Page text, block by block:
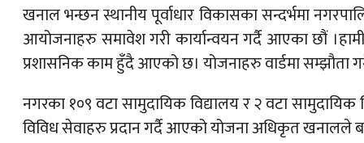
खनाल भन्छन स्थानीय पूर्वाधार विकासका सन्दर्भमा
आयोजनाहरु समावेश गरी कार्यान्वयन गर्दै आएका छौं
प्रशासनिक काम हुँदै आएको छ। योजनाहरु वार्डमा
नगरका १०९ वटा सामुदायिक विद्यालय र २ वटा सामुदायिक
विविध सेवाहरु प्रदान गर्दै आएको योजना अधिकृत खनालले